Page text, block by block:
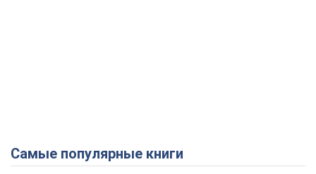
Самые популярные книги